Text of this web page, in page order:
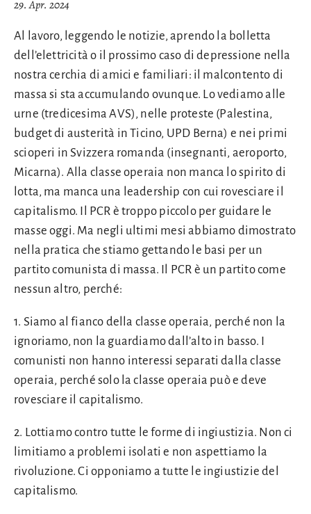
29. Apr. 2024
Al lavoro, leggendo le notizie, aprendo la bolletta
dell’elettricità o il prossimo caso di depressione nella
nostra cerchia di amici e familiari: il malcontento di
massa si sta accumulando ovunque. Lo vediamo alle
urne (tredicesima AVS), nelle proteste (Palestina,
budget di austerità in Ticino, UPD Berna) e nei primi
scioperi in Svizzera romanda (insegnanti, aeroporto,
Micarna). Alla classe operaia non manca lo spirito di
lotta, ma manca una leadership con cui rovesciare il
capitalismo. Il PCR è troppo piccolo per guidare le
masse oggi. Ma negli ultimi mesi abbiamo dimostrato
nella pratica che stiamo gettando le basi per un
partito comunista di massa. Il PCR è un partito come
nessun altro, perché:
1. Siamo al fianco della classe operaia, perché non la
ignoriamo, non la guardiamo dall’alto in basso. I
comunisti non hanno interessi separati dalla classe
operaia, perché solo la classe operaia può e deve
rovesciare il capitalismo.
2. Lottiamo contro tutte le forme di ingiustizia. Non ci
limitiamo a problemi isolati e non aspettiamo la
rivoluzione. Ci opponiamo a tutte le ingiustizie del
capitalismo.